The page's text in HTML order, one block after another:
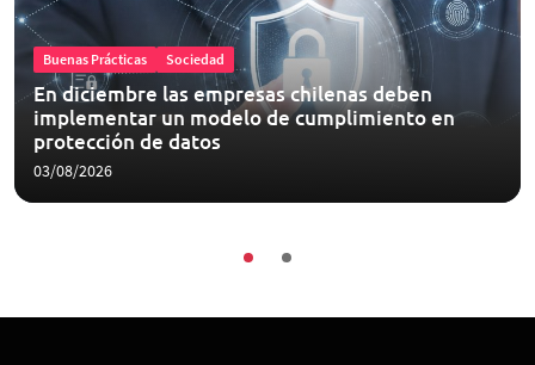
Buenas Prácticas Sociedad
En diciembre las empresas chilenas deben
implementar un modelo de cumplimiento en
protección de datos
03/08/2026